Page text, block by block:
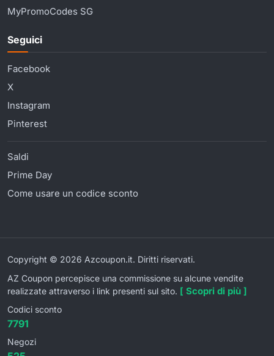
MyPromoCodes SG
Seguici
Facebook
X
Instagram
Pinterest
Saldi
Prime Day
Come usare un codice sconto
Copyright © 2026 Azcoupon.it. Diritti riservati.
AZ Coupon percepisce una commissione su alcune vendite
realizzate attraverso i link presenti sul sito. [ Scopri di più ]
Codici sconto
7791
Negozi